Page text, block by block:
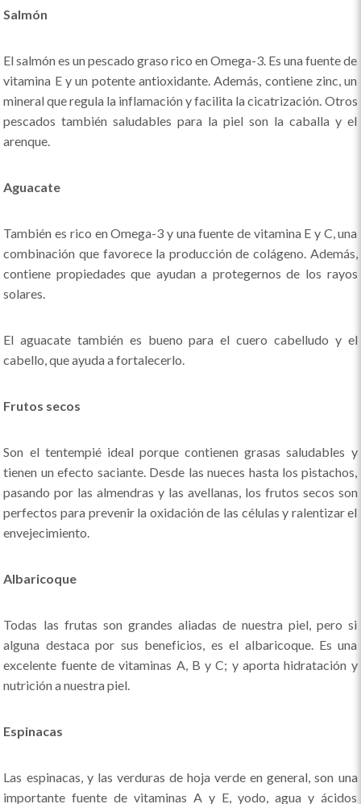
Salmón
El salmón es un pescado graso rico en Omega-3. Es una fuente de
vitamina E y un potente antioxidante. Además, contiene zinc, un
mineral que regula la inflamación y facilita la cicatrización. Otros
pescados también saludables para la piel son la caballa y el
arenque.
Aguacate
También es rico en Omega-3 y una fuente de vitamina E y C, una
combinación que favorece la producción de colágeno. Además,
contiene propiedades que ayudan a protegernos de los rayos
solares.
El aguacate también es bueno para el cuero cabelludo y el
cabello, que ayuda a fortalecerlo.
Frutos secos
Son el tentempié ideal porque contienen grasas saludables y
tienen un efecto saciante. Desde las nueces hasta los pistachos,
pasando por las almendras y las avellanas, los frutos secos son
perfectos para prevenir la oxidación de las células y ralentizar el
envejecimiento.
Albaricoque
Todas las frutas son grandes aliadas de nuestra piel, pero si
alguna destaca por sus beneficios, es el albaricoque. Es una
excelente fuente de vitaminas A, B y C; y aporta hidratación y
nutrición a nuestra piel.
Espinacas
Las espinacas, y las verduras de hoja verde en general, son una
importante fuente de vitaminas A y E, yodo, agua y ácidos